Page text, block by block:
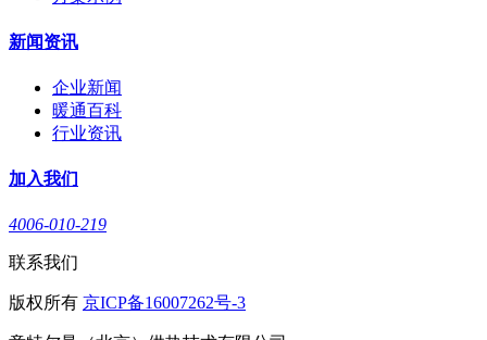
新闻资讯
企业新闻
暖通百科
行业资讯
加入我们
4006-010-219
联系我们
版权所有 京ICP备16007262号-3